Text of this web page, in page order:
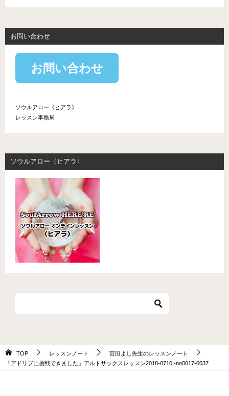
お問い合わせ
お問い合わせ
ソウルアロー《ヒアラ》
レッスン事務局
ソウルアロー〈ヒアラ〉
TOP レッスンノート
宮田よし先生のレッスンノート
「アドリブに挑戦できました」アルトサックスレッスン2018-0710 -no0017-0037